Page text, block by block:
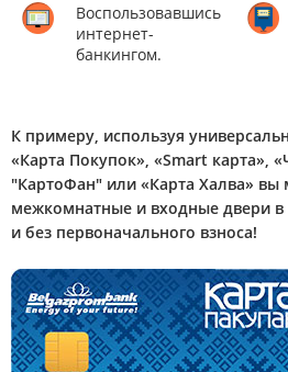
Воспользовавшись
интернет-
банкингом.
К примеру, используя
«Карта Покупок», «Smart карта»,
"КартоФан" или «Карта Халва» вы
межкомнатные и входные двери в
и без первоначального взноса!